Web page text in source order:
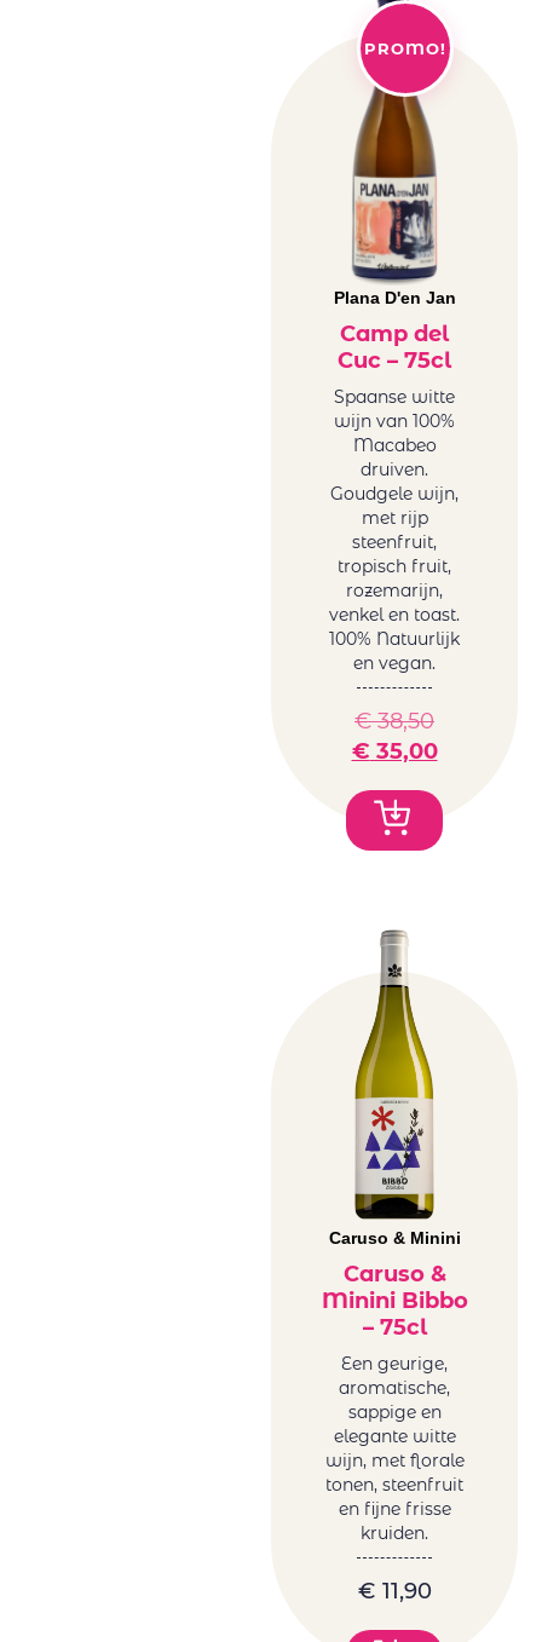
PROMO!
Plana D'en Jan
Camp del
Cuc – 75cl
Spaanse witte
wijn van 100%
Macabeo
druiven.
Goudgele wijn,
met rijp
steenfruit,
tropisch fruit,
rozemarijn,
venkel en toast.
100% Natuurlijk
en vegan.
€38,50
€ 35,00
Caruso & Minini
Caruso &
Minini Bibbo
– 75cl
Een geurige,
aromatische,
sappige en
elegante witte
wijn, met florale
tonen, steenfruit
en fijne frisse
kruiden.
€ 11,90